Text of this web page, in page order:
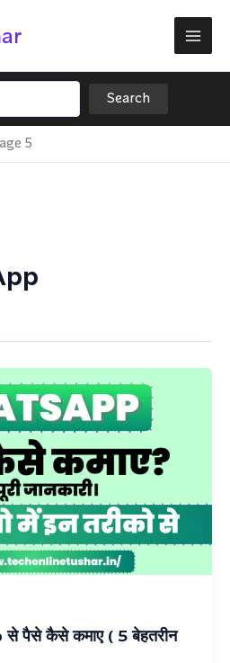
Search
5
पैसे कैसे कमाए ( 5 बेहतरीन